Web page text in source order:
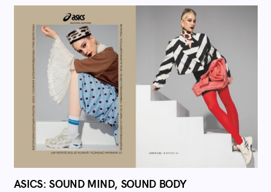
ASICS: SOUND MIND, SOUND BODY